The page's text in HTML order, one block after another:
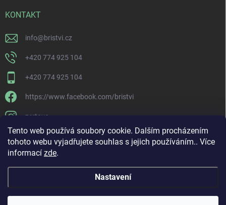
Tento web používá soubory cookie. Dalším procházením
tohoto webu vyjadřujete souhlas s jejich používáním.. Více
informací zde.
Nastavení
KONTAKT
info@bristvi.cz
+420 774 925 104
+420 774 925 104
https://www.facebook.com/bristvi
zertovo